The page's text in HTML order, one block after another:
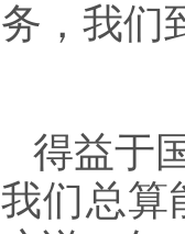
务，我们
得益于
我们总算